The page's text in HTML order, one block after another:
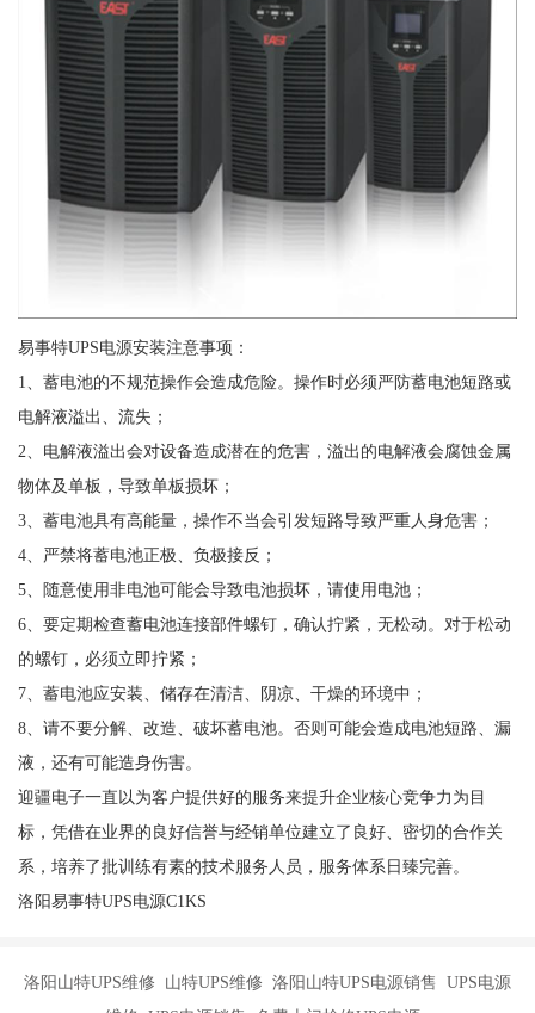
易事特UPS电源安装注意事项：
1、蓄电池的不规范操作会造成危险。操作时必须严防蓄电池短路或
电解液溢出、流失；
2、电解液溢出会对设备造成潜在的危害，溢出的电解液会腐蚀金属
物体及单板，导致单板损坏；
3、蓄电池具有高能量，操作不当会引发短路导致严重人身危害；
4、严禁将蓄电池正极、负极接反；
5、随意使用非电池可能会导致电池损坏，请使用电池；
6、要定期检查蓄电池连接部件螺钉，确认拧紧，无松动。对于松动
的螺钉，必须立即拧紧；
7、蓄电池应安装、储存在清洁、阴凉、干燥的环境中；
8、请不要分解、改造、破坏蓄电池。否则可能会造成电池短路、漏
液，还有可能造身伤害。
迎疆电子一直以为客户提供好的服务来提升企业核心竞争力为目
标，凭借在业界的良好信誉与经销单位建立了良好、密切的合作关
系，培养了批训练有素的技术服务人员，服务体系日臻完善。
洛阳易事特UPS电源C1KS
洛阳山特UPS维修 山特UPS维修 洛阳山特UPS电源销售 UPS电源